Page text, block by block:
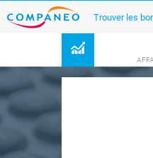
Trouver les